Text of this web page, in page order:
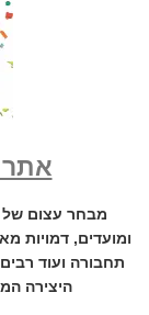
אתר
מבחר עצום של
ומועדים, דמויות
תחבורה ועוד
היצירה